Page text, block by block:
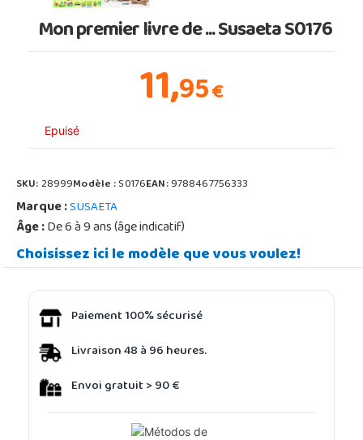
Mon premier livre de ... Susaeta S0176
11,95€
Epuisé
SKU:28999Modèle :S0176EAN:9788467756333
Marque :SUSAETA
Âge :De 6 à 9 ans (âge indicatif)
Choisissez ici le modèle que vous voulez!
Paiement 100% sécurisé
Livraison 48 à 96 heures.
Envoi gratuit > 90 €